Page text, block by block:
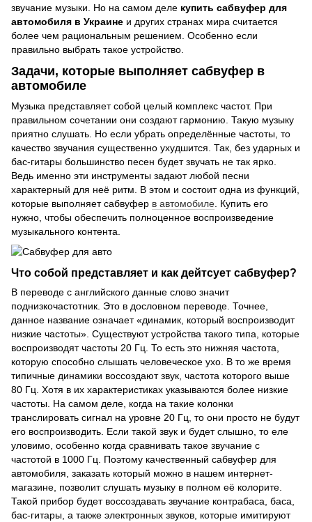
звучание музыки. Но на самом деле купить сабвуфер для
автомобиля в Украине и других странах мира считается
более чем рациональным решением. Особенно если
правильно выбрать такое устройство.
Задачи, которые выполняет сабвуфер в
автомобиле
Музыка представляет собой целый комплекс частот. При
правильном сочетании они создают гармонию. Такую музыку
приятно слушать. Но если убрать определённые частоты, то
качество звучания существенно ухудшится. Так, без ударных и
бас-гитары большинство песен будет звучать не так ярко.
Ведь именно эти инструменты задают любой песни
характерный для неё ритм. В этом и состоит одна из функций,
которые выполняет сабвуфер в автомобиле. Купить его
нужно, чтобы обеспечить полноценное воспроизведение
музыкального контента.
Что собой представляет и как дейтсует сабвуфер?
В переводе с английского данные слово значит
поднизкочастотник. Это в дословном переводе. Точнее,
данное название означает «динамик, который воспроизводит
низкие частоты». Существуют устройства такого типа, которые
воспроизводят частоты 20 Гц. То есть это нижняя частота,
которую способно слышать человеческое ухо. В то же время
типичные динамики воссоздают звук, частота которого выше
80 Гц. Хотя в их характеристиках указываются более низкие
частоты. На самом деле, когда на такие колонки
транслировать сигнал на уровне 20 Гц, то они просто не будут
его воспроизводить. Если такой звук и будет слышно, то еле
уловимо, особенно когда сравнивать такое звучание с
частотой в 1000 Гц. Поэтому качественный сабвуфер для
автомобиля, заказать который можно в нашем интернет-
магазине, позволит слушать музыку в полном её колорите.
Такой прибор будет воссоздавать звучание контрабаса, баса,
бас-гитары, а также электронных звуков, которые имитируют